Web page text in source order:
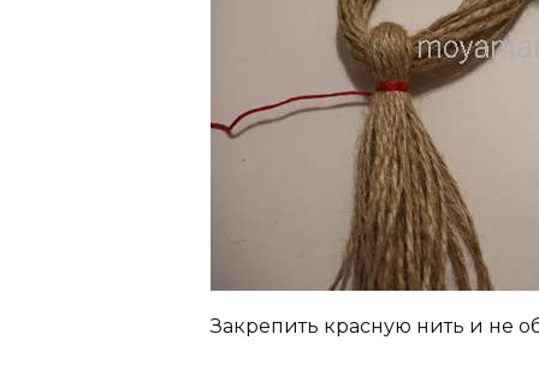
Закрепить красную нить и не